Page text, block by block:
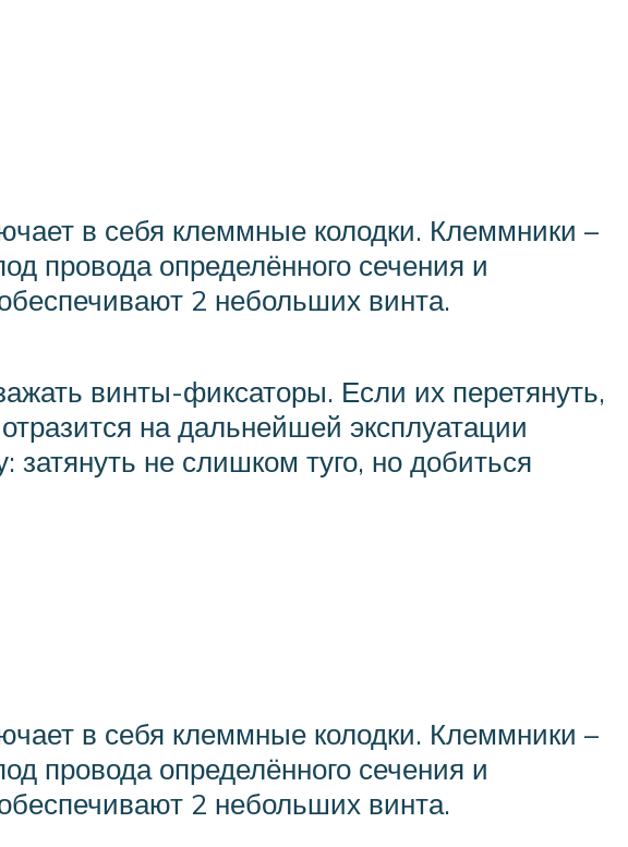
в себя клеммные колодки. Клеммники –
провода определённого сечения и
2 небольших винта.
винты-фиксаторы. Если их перетянуть,
на дальнейшей эксплуатации
не слишком туго, но добиться
в себя клеммные колодки. Клеммники –
провода определённого сечения и
2 небольших винта.